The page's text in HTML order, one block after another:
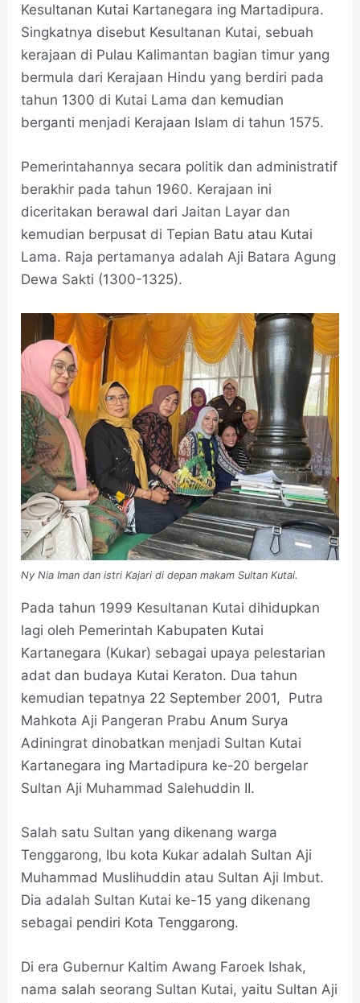
Kesultanan Kutai Kartanegara ing Martadipura.
Singkatnya disebut Kesultanan Kutai, sebuah
kerajaan di Pulau Kalimantan bagian timur yang
bermula dari Kerajaan Hindu yang berdiri pada
tahun 1300 di Kutai Lama dan kemudian
berganti menjadi Kerajaan Islam di tahun 1575.
Pemerintahannya secara politik dan administratif
berakhir pada tahun 1960. Kerajaan ini
diceritakan berawal dari Jaitan Layar dan
kemudian berpusat di Tepian Batu atau Kutai
Lama. Raja pertamanya adalah Aji Batara Agung
Dewa Sakti (1300-1325).
Ny Nia Iman dan istri Kajari di depan makam Sultan Kutai.
Pada tahun 1999 Kesultanan Kutai dihidupkan
lagi oleh Pemerintah Kabupaten Kutai
Kartanegara (Kukar) sebagai upaya pelestarian
adat dan budaya Kutai Keraton. Dua tahun
kemudian tepatnya 22 September 2001, Putra
Mahkota Aji Pangeran Prabu Anum Surya
Adiningrat dinobatkan menjadi Sultan Kutai
Kartanegara ing Martadipura ke-20 bergelar
Sultan Aji Muhammad Salehuddin II.
Salah satu Sultan yang dikenang warga
Tenggarong, Ibu kota Kukar adalah Sultan Aji
Muhammad Muslihuddin atau Sultan Aji Imbut.
Dia adalah Sultan Kutai ke-15 yang dikenang
sebagai pendiri Kota Tenggarong.
Di era Gubernur Kaltim Awang Faroek Ishak,
nama salah seorang Sultan Kutai, yaitu Sultan Aji